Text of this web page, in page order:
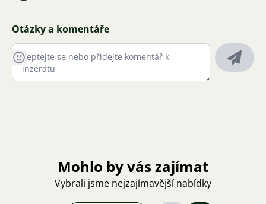
Otázky a komentáře
Mohlo by vás zajímat
Vybrali jsme nejzajímavější nabídky